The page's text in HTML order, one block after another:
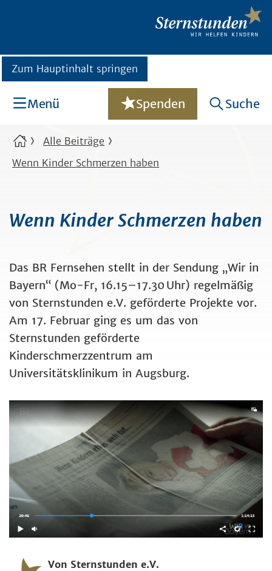
Zum Hauptinhalt springen
Menü Spenden Suche
Alle Beiträge
Wenn Kinder Schmerzen haben
Wenn Kinder Schmerzen haben
Das BR Fernsehen stellt in der Sendung „Wir in
Bayern“ (Mo-Fr, 16.15–17.30 Uhr) regelmäßig
von Sternstunden e.V. geförderte Projekte vor.
Am 17. Februar ging es um das von
Sternstunden geförderte
Kinderschmerzzentrum am
Universitätsklinikum in Augsburg.
Von Sternstunden e.V.